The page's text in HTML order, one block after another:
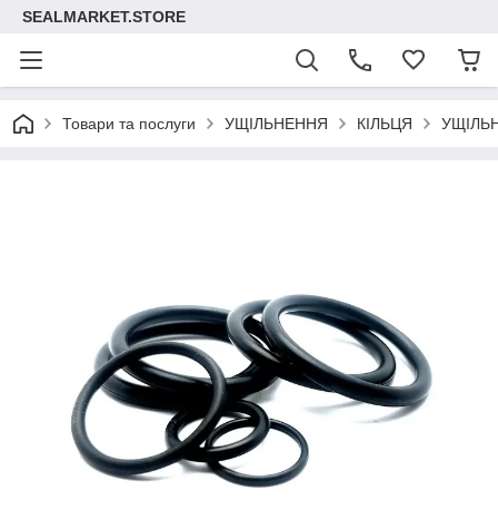
SEALMARKET.STORE
Товари та послуги УЩІЛЬНЕННЯ КІЛЬЦЯ